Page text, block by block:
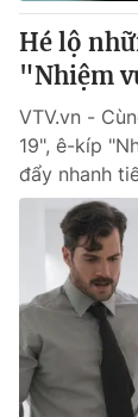
Hé lộ
"Nhiệm
VTV.vn -
19", ê-kíp
đẩy nhanh